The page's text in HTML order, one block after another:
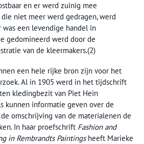
en er werd zuinig mee
niet meer werd gedragen, werd
was een levendige handel in
gedomineerd werd door de
van de kleermakers.(2)
een hele rijke bron zijn voor het
Al in 1905 werd in het tijdschrift
kledingbezit van Piet Hein
kunnen informatie geven over de
omschrijving van de materialenen de
In haar proefschrift Fashion and
in Rembrandts Paintingsheeft Marieke